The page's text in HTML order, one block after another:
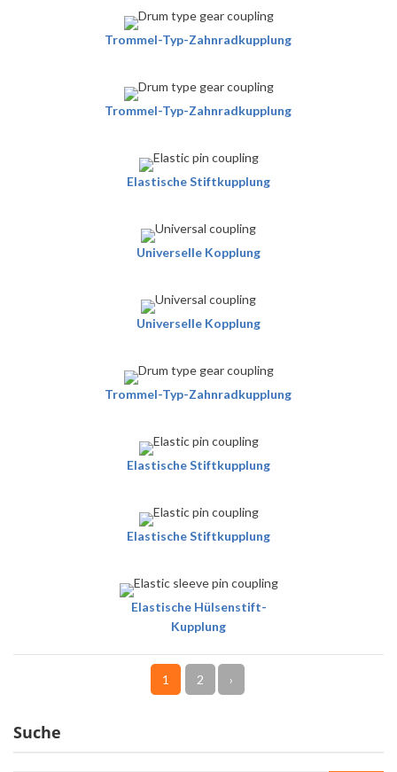
Suche
Trommel-Typ-Zahnradkupplung
Trommel-Typ-Zahnradkupplung
Elastische Stiftkupplung
Universelle Kopplung
Universelle Kopplung
Trommel-Typ-Zahnradkupplung
Elastische Stiftkupplung
Elastische Stiftkupplung
Elastische Hülsenstift-
Kupplung
1 2 ›